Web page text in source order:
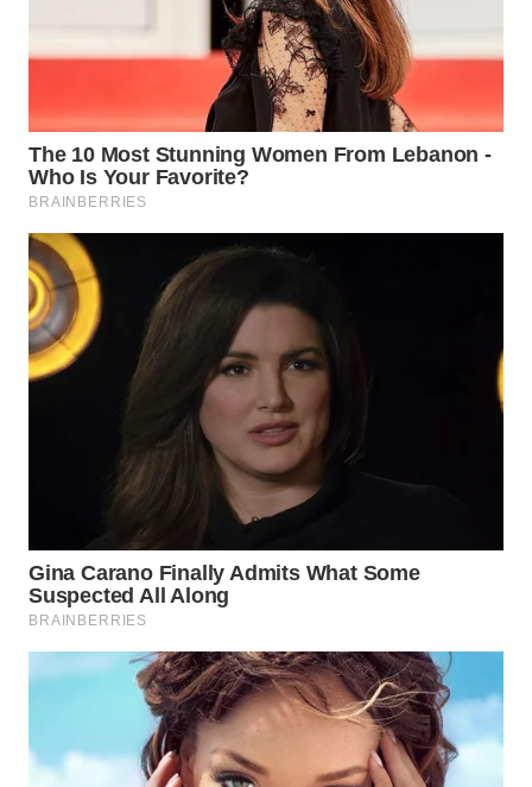
WN
KUNINGAN
MAJALENGKA
WN
SUBANG
PURWAKARTA
WN
PRIANGAN
TIMUR
WN